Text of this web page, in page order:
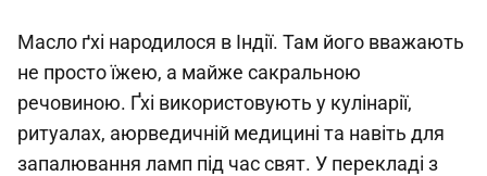
Масло ґхі народилося в Індії. Там його вважають
не просто їжею, а майже сакральною
речовиною. Ґхі використовують у кулінарії,
ритуалах, аюрведичній медицині та навіть для
запалювання ламп під час свят. У перекладі з